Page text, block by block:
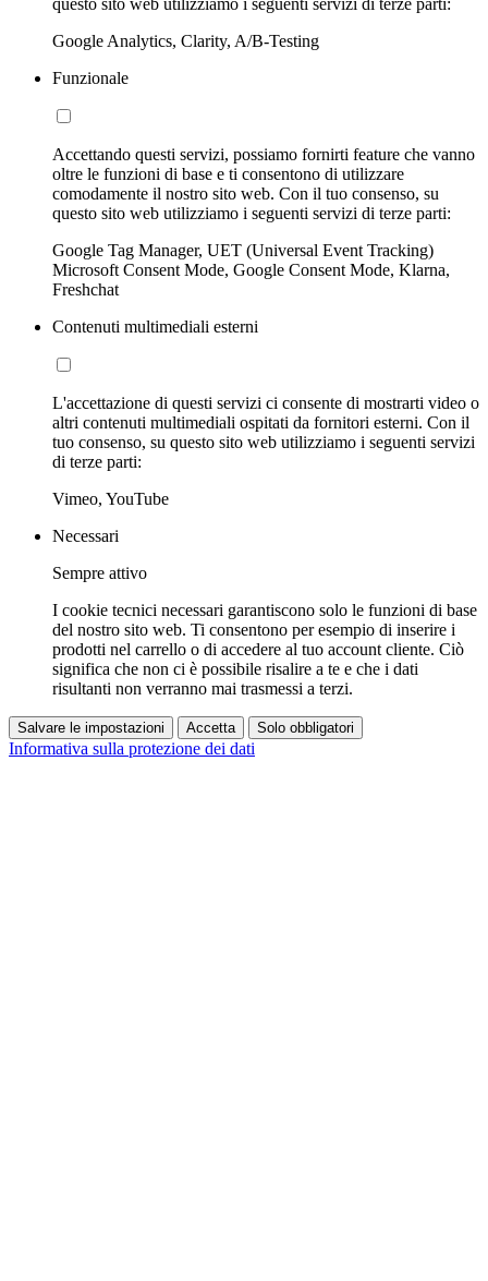
questo sito web utilizziamo i seguenti servizi di terze parti:
Google Analytics, Clarity, A/B-Testing
Funzionale
Accettando questi servizi, possiamo fornirti feature che vanno
oltre le funzioni di base e ti consentono di utilizzare
comodamente il nostro sito web. Con il tuo consenso, su
questo sito web utilizziamo i seguenti servizi di terze parti:
Google Tag Manager, UET (Universal Event Tracking)
Microsoft Consent Mode, Google Consent Mode, Klarna,
Freshchat
Contenuti multimediali esterni
L'accettazione di questi servizi ci consente di mostrarti video o
altri contenuti multimediali ospitati da fornitori esterni. Con il
tuo consenso, su questo sito web utilizziamo i seguenti servizi
di terze parti:
Vimeo, YouTube
Necessari
Sempre attivo
I cookie tecnici necessari garantiscono solo le funzioni di base
del nostro sito web. Ti consentono per esempio di inserire i
prodotti nel carrello o di accedere al tuo account cliente. Ciò
significa che non ci è possibile risalire a te e che i dati
risultanti non verranno mai trasmessi a terzi.
Salvare le impostazioni Accetta Solo obbligatori
Informativa sulla protezione dei dati